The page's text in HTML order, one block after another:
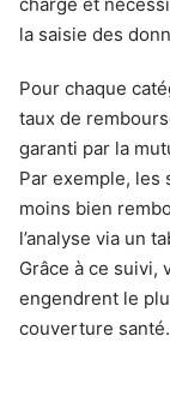
la saisie des
Pour chaque
taux de
garanti par la
Par exemple,
moins bien
l’analyse via un
Grâce à ce suivi,
engendrent le
couverture santé.